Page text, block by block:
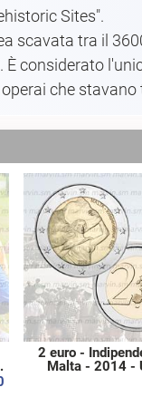
Sites".
scavata tra il
considerato
che
2 euro -
Malta - 2014 -